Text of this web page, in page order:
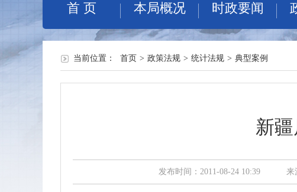
首 页 本局概况 时政要闻
当前位置： 首页 > 政策法规 > 统计法规 > 典型案例
新
发布时间：2011-08-24 10:39 来